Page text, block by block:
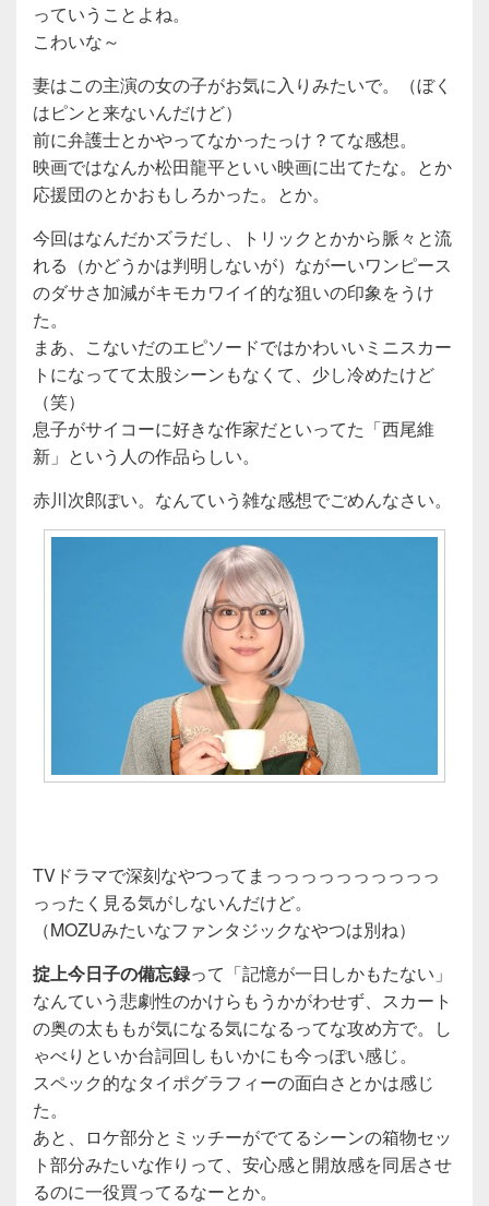
っていうことよね。
こわいな～
妻はこの主演の女の子がお気に入りみたいで。（ぼく
はピンと来ないんだけど）
前に弁護士とかやってなかったっけ？てな感想。
映画ではなんか松田龍平といい映画に出てたな。とか
応援団のとかおもしろかった。とか。
今回はなんだかズラだし、トリックとかから脈々と流
れる（かどうかは判明しないが）ながーいワンピース
のダサさ加減がキモカワイイ的な狙いの印象をうけ
た。
まあ、こないだのエピソードではかわいいミニスカー
トになってて太股シーンもなくて、少し冷めたけど
（笑）
息子がサイコーに好きな作家だといってた「西尾維
新 」という人の作品らしい。
赤川次郎ぽい。なんていう雑な感想でごめんなさい。
TVドラマで深刻なやつってまっっっっっっっっっっ
っったく見る気がしないんだけど。
（MOZUみたいなファンタジックなやつは別ね）
掟上今日子の備忘録って「記憶が一日しかもたない」
なんていう悲劇性のかけらもうかがわせず、スカート
の奥の太ももが気になる気になるってな攻め方で。し
ゃべりといか台詞回しもいかにも今っぽい感じ。
スペック的なタイポグラフィーの面白さとかは感じ
た。
あと、ロケ部分とミッチーがでてるシーンの箱物セッ
ト部分みたいな作りって、安心感と開放感を同居させ
るのに一役買ってるなーとか。